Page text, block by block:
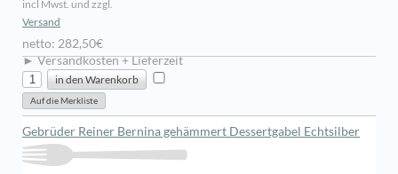
incl Mwst. und zzgl.
Versand
netto: 282,50€
► Versandkosten + Lieferzeit
Gebrüder Reiner Bernina gehämmert Dessertgabel Echtsilber